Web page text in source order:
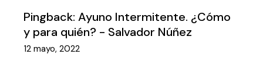
Pingback:Ayuno Intermitente. ¿Cómo
y para quién? - Salvador Núñez
12 mayo, 2022